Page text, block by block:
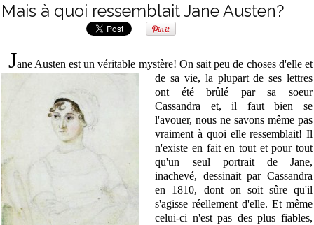
Mais à quoi ressemblait Jane Austen?
Jane Austen est un véritable mystère! Onsait peu de choses d'elle et
de sa vie, la plupart de ses lettres
ont été brûlé par sa soeur
Cassandra et, il faut bien se
l'avouer, nous ne savons même pas
vraiment à quoi elle ressemblait! Il
n'existe en fait en tout et pour tout
qu'un seul portrait de Jane,
inachevé, dessinait par Cassandra
en 1810, dont on soit sûre qu'il
s'agisse réellement d'elle. Et même
celui-ci n'est pas des plus fiables,